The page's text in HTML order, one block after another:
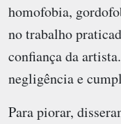
homofobia,
no trabalho
confiança da
negligência e
Para piorar,